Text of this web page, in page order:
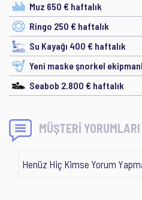
Muz 650 € haftalık
Ringo 250 € haftalık
Su Kayağı 400 € haftalık
Yeni maske şnorkel
Seabob 2.800 € haftalık
MÜŞTERİ YORUMLARI
Henüz Hiç Kimse Yorum